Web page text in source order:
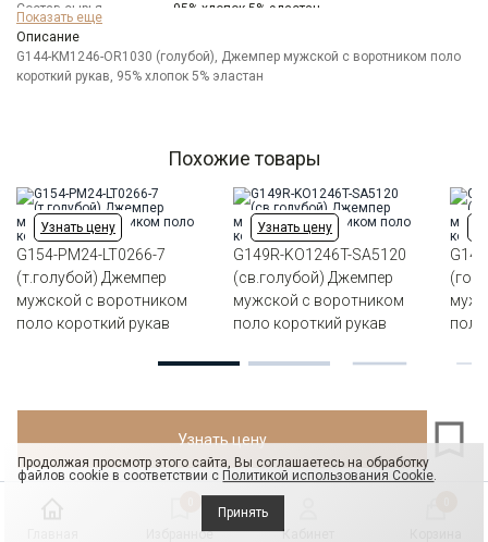
Состав сырья
95% хлопок 5% эластан
Бренд
Особенности
ткани
Меланжевый эффект
Из основной ткани на стойке
Прямой силуэт / Сlassic fit
Показать еще
Описание
G144-KM1246-OR1030 (голубой), Джемпер мужской с воротником поло
короткий рукав, 95% хлопок 5% эластан
Похожие товары
Узнать цену
G154-PM24-LT0266-7
(т.голубой) Джемпер
мужской с воротником
поло короткий рукав
Узнать цену
G149R-KO1246T-SA5120
(св.голубой) Джемпер
мужской с воротником
поло короткий рукав
Узнать цену
Избранное Кабинет
Продолжая просмотр этого сайта, Вы соглашаетесь на обработку
файлов cookie в соответствии с Политикой использования Cookie.
Принять